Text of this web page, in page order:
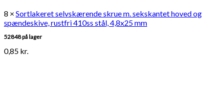
8 × Sortlakeret selvskærende skrue m. sekskantet hoved og
spændeskive, rustfri 410ss stål, 4,8x25 mm
52848 på lager
0,85 kr.